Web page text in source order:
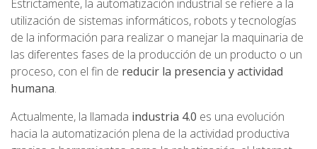
Estrictamente, la automatización industrial se refiere a la
utilización de sistemas informáticos, robots y tecnologías
de la información para realizar o manejar la maquinaria de
las diferentes fases de la producción de un producto o un
proceso, con el fin de reducir la presencia y actividad
humana.
Actualmente, la llamada industria 4.0 es una evolución
hacia la automatización plena de la actividad productiva